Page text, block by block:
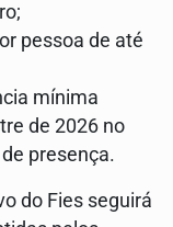
pessoa de até
mínima
de 2026 no
presença.
do Fies seguirá